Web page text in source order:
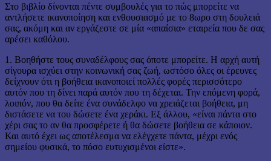
Στο βιβλίο δίνονται πέντε συμβουλές για το πώς μπορείτε να
αντλήσετε ικανοποίηση και ενθουσιασμό με το 8ωρο στη δουλειά
σας, ακόμη και αν εργάζεστε σε μία «απαίσια» εταιρεία που δε σας
αρέσει καθόλου.
1. Βοηθήστε τους συναδέλφους σας όποτε μπορείτε. Η αρχή αυτή
σίγουρα ισχύει στην κοινωνική σας ζωή, ωστόσο όλες οι έρευνες
δείχνουν ότι η βοήθεια ικανοποιεί πολλές φορές περισσότερο
αυτόν που τη δίνει παρά αυτόν που τη δέχεται. Την επόμενη φορά,
λοιπόν, που θα δείτε ένα συνάδελφο να χρειάζεται βοήθεια, μη
διστάσετε να του δώσετε ένα χεράκι. Εξ άλλου, «είναι πάντα στο
χέρι σας το αν θα προσφέρετε ή θα δώσετε βοήθεια σε κάποιον.
Και αυτό έχει ως αποτέλεσμα να ελέγχετε πάντα, μέχρι ενός
σημείου φυσικά, το πόσο ευτυχισμένοι είστε».